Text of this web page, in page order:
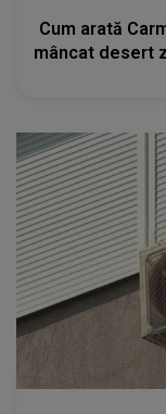
Cum arată
mâncat desert